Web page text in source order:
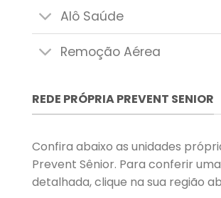
Alô Saúde
Remoção Aérea
REDE PRÓPRIA PREVENT SENIOR
Confira abaixo as unidades
Prevent Sênior. Para conferir
detalhada, clique na sua região